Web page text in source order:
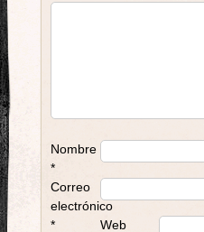
Nombre
*
Correo
electrónico
*
Web